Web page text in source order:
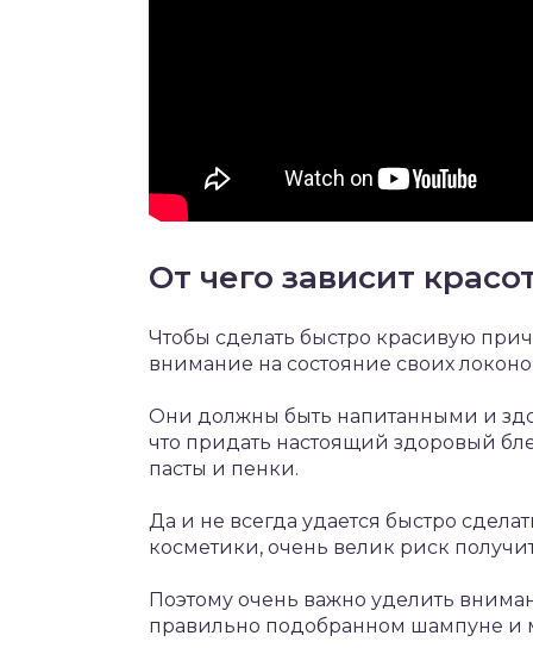
От чего зависит
Чтобы сделать быстро красивую
внимание на состояние своих
Они должны быть напитанными и
что придать настоящий здоровый
пасты и пенки.
Да и не всегда удается быстро
косметики, очень велик риск
Поэтому очень важно уделить
правильно подобранном шампуне и